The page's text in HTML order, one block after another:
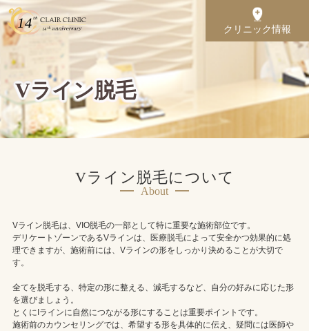
Vライン脱毛
クリニック情報
Vライン脱毛について
About
Vライン脱毛は、VIO脱毛の一部として特に重要な施術部位です。
デリケートゾーンであるVラインは、医療脱毛によって安全かつ効果的に処
理できますが、施術前には、Vラインの形をしっかり決めることが大切で
す。
全てを脱毛する、特定の形に整える、減毛するなど、自分の好みに応じた形
を選びましょう。
とくにIラインに自然につながる形にすることは重要ポイントです。
施術前のカウンセリングでは、希望する形を具体的に伝え、疑問には医師や